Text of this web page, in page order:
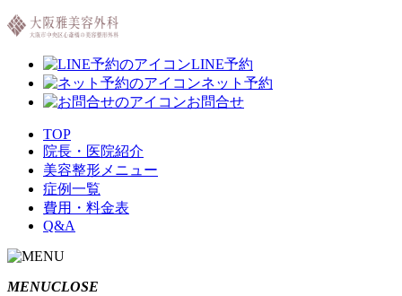
LINE予約
ネット予約
お問合せ
TOP
院長・医院紹介
美容整形メニュー
症例一覧
費用・料金表
Q&A
MENUCLOSE